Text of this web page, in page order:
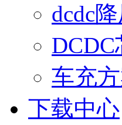
dcdc
DCDC
车充
下载中心